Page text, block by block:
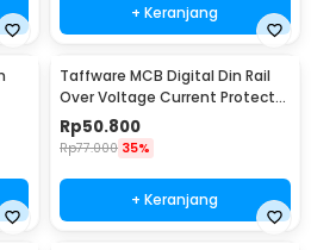
+ Keranjang
Taffware MCB Digital Din Rail
Over Voltage Current Protector
220V 40A - VAP-2P
Rp50.800
Rp77.000 35%
+ Keranjang